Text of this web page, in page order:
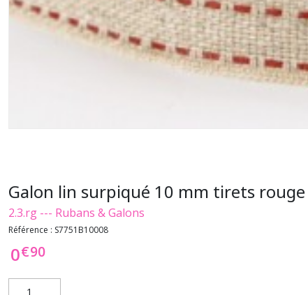
Galon lin surpiqué 10 mm tirets rouge
2.3.rg --- Rubans & Galons
Référence : S7751B10008
0€90